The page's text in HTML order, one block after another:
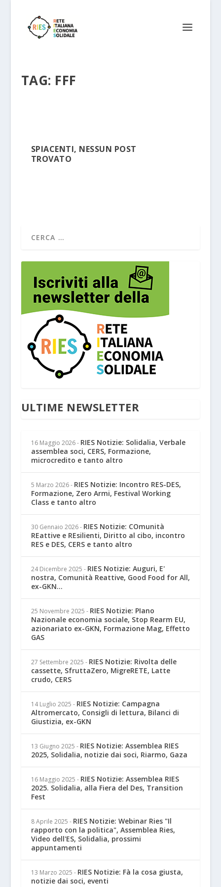
TAG: FFF
SPIACENTI, NESSUN POST
TROVATO
ULTIME NEWSLETTER
16 Maggio 2026 - RIES Notizie: Solidalia, Verbale
assemblea soci, CERS, Formazione,
microcredito e tanto altro
5 Marzo 2026 - RIES Notizie: Incontro RES-DES,
Formazione, Zero Armi, Festival Working
Class e tanto altro
30 Gennaio 2026 - RIES Notizie: COmunità
REattive e REsilienti, Diritto al cibo, incontro
RES e DES, CERS e tanto altro
24 Dicembre 2025 - RIES Notizie: Auguri, E'
nostra, Comunità Reattive, Good Food for All,
ex-GKN...
25 Novembre 2025 - RIES Notizie: PIano
Nazionale economia sociale, Stop Rearm EU,
azionariato ex-GKN, Formazione Mag, Effetto
GAS
27 Settembre 2025 - RIES Notizie: Rivolta delle
cassette, SfruttaZero, MigreRETE, Latte
crudo, CERS
14 Luglio 2025 - RIES Notizie: Campagna
Altromercato, Consigli di lettura, Bilanci di
Giustizia, ex-GKN
13 Giugno 2025 - RIES Notizie: Assemblea RIES
2025, Solidalia, notizie dai soci, Riarmo, Gaza
16 Maggio 2025 - RIES Notizie: Assemblea RIES
2025. Solidalia, alla Fiera del Des, Transition
Fest
8 Aprile 2025 - RIES Notizie: Webinar Ries "Il
rapporto con la politica", Assemblea Ries,
Video dell'ES, Solidalia, prossimi
appuntamenti
13 Marzo 2025 - RIES Notizie: Fà la cosa giusta,
notizie dai soci, eventi